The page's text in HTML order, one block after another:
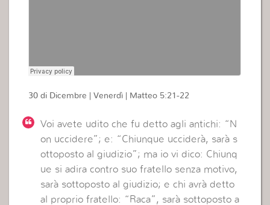
30 di Dicembre | Venerdì | Matteo 5:21-22
Voi avete udito che fu detto agli antichi: “N
on uccidere”; e: “Chiunque ucciderà, sarà s
ottoposto al giudizio”; ma io vi dico: Chiunq
ue si adira contro suo fratello senza motivo,
sarà sottoposto al giudizio; e chi avrà detto
al proprio fratello: “Raca”, sarà sottoposto a